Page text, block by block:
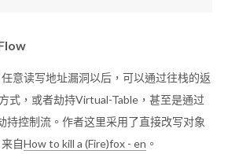
意读写地址漏洞以后，可以通过往栈的返
式，或者劫持Virtual-Table，甚至是通过
持控制流。作者这里采用了直接改写对象
自How to kill a (Fire)fox - en 。